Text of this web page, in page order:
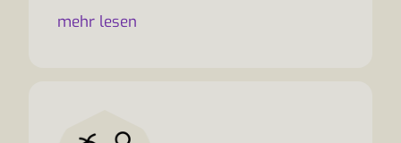
mehr lesen